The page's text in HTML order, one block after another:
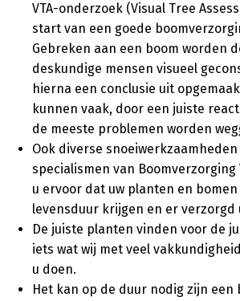
VTA-onderzoek (Visual Tree
start van een goede
Gebreken aan een boom worden
deskundige mensen visueel
hierna een conclusie uit
kunnen vaak, door een juiste
de meeste problemen worden
Ook diverse
specialismen van Boomverzorging
u ervoor dat uw planten en
levensduur krijgen en er verzorgd
De juiste planten vinden voor de
iets wat wij met veel
u doen.
Het kan op de duur nodig zijn een